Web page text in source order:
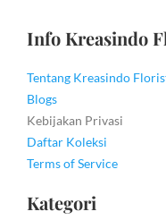
Info Kreasindo
Tentang Kreasindo
Blogs
Kebijakan Privasi
Daftar Koleksi
Terms of Service
Kategori